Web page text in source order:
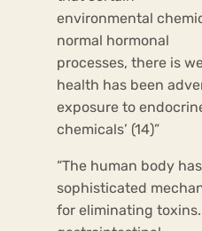
environmental
normal hormonal
processes, there is
health has been
exposure to
chemicals’ (14)”
“The human body
sophisticated
for eliminating